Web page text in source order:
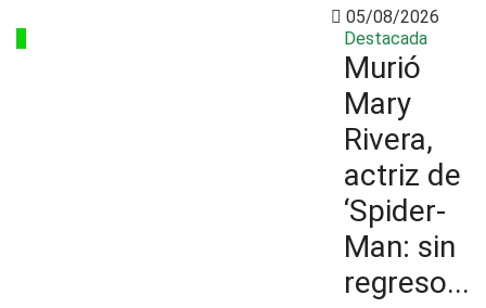
05/08/2026
Destacada
Murió
Mary
Rivera,
actriz de
‘Spider-
Man: sin
regreso...